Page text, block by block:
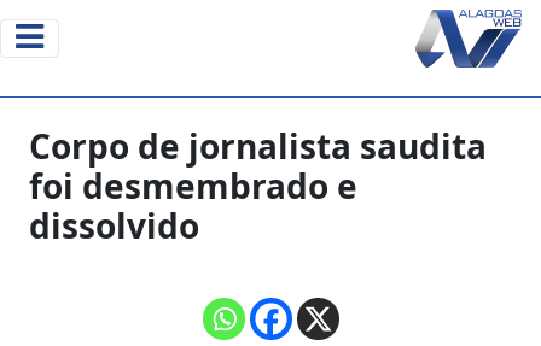
Corpo de jornalista saudita
foi desmembrado e
dissolvido